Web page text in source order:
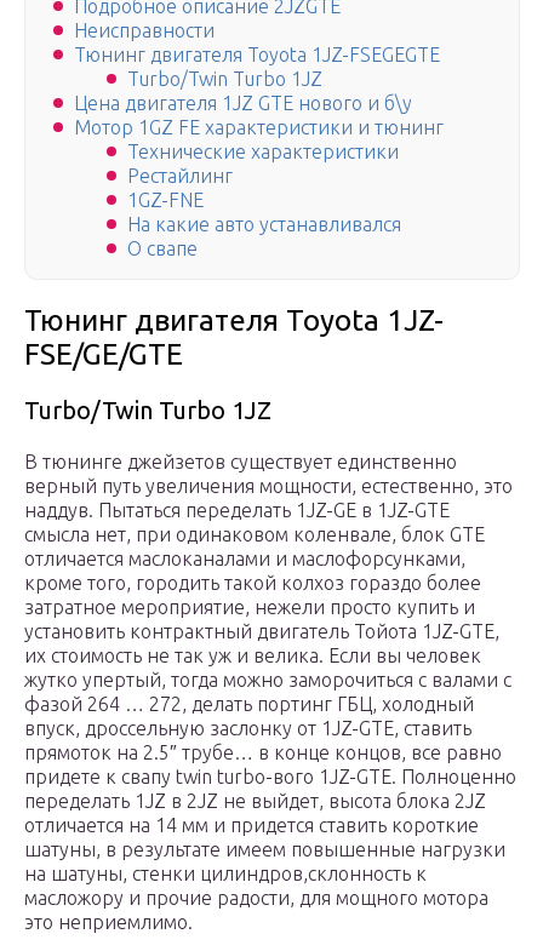
Подробное описание 2JZGTE
Неисправности
Тюнинг двигателя Toyota 1JZ-FSEGEGTE
Turbo/Twin Turbo 1JZ
Цена двигателя 1JZ GTE нового и б\у
Мотор 1GZ FE характеристики и тюнинг
Технические характеристики
Рестайлинг
1GZ-FNE
На какие авто устанавливался
О свапе
Тюнинг двигателя Toyota 1JZ-
FSE/GE/GTE
Turbo/Twin Turbo 1JZ
В тюнинге джейзетов существует единственно
верный путь увеличения мощности, естественно, это
наддув. Пытаться переделать 1JZ-GE в 1JZ-GTE
смысла нет, при одинаковом коленвале, блок GTE
отличается маслоканалами и маслофорсунками,
кроме того, городить такой колхоз гораздо более
затратное мероприятие, нежели просто купить и
установить контрактный двигатель Тойота 1JZ-GTE,
их стоимость не так уж и велика. Если вы человек
жутко упертый, тогда можно заморочиться с валами с
фазой 264 … 272, делать портинг ГБЦ, холодный
впуск, дроссельную заслонку от 1JZ-GTE, ставить
прямоток на 2.5″ трубе… в конце концов, все равно
придете к свапу twin turbo-вого 1JZ-GTE. Полноценно
переделать 1JZ в 2JZ не выйдет, высота блока 2JZ
отличается на 14 мм и придется ставить короткие
шатуны, в результате имеем повышенные нагрузки
на шатуны, стенки цилиндров,склонность к
масложору и прочие радости, для мощного мотора
это неприемлимо.